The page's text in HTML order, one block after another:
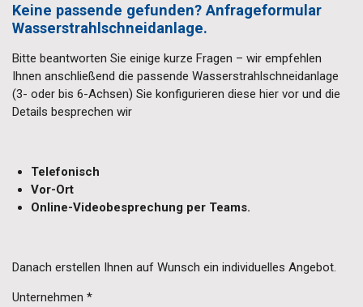
Keine passende gefunden? Anfrageformular
Wasserstrahlschneidanlage.
Bitte beantworten Sie einige kurze Fragen – wir empfehlen
Ihnen anschließend die passende Wasserstrahlschneidanlage
(3- oder bis 6-Achsen) Sie konfigurieren diese hier vor und die
Details besprechen wir
Telefonisch
Vor-Ort
Online-Videobesprechung per Teams.
Danach erstellen Ihnen auf Wunsch ein individuelles Angebot.
Unternehmen *